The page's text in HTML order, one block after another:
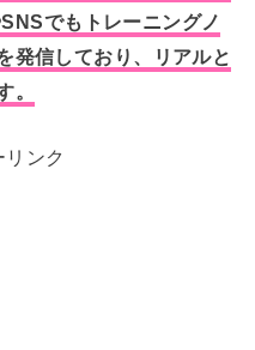
でもトレーニングノ
発信しており、リアルと
。
ンク